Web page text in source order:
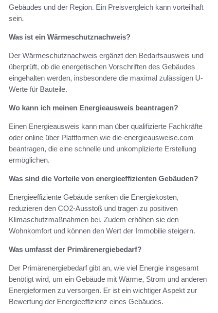
Gebäudes und der Region. Ein Preisvergleich kann vorteilhaft
sein.
Was ist ein Wärmeschutznachweis?
Der Wärmeschutznachweis ergänzt den Bedarfsausweis und
überprüft, ob die energetischen Vorschriften des Gebäudes
eingehalten werden, insbesondere die maximal zulässigen U-
Werte für Bauteile.
Wo kann ich meinen Energieausweis beantragen?
Einen Energieausweis kann man über qualifizierte Fachkräfte
oder online über Plattformen wie die-energieausweise.com
beantragen, die eine schnelle und unkomplizierte Erstellung
ermöglichen.
Was sind die Vorteile von energieeffizienten Gebäuden?
Energieeffiziente Gebäude senken die Energiekosten,
reduzieren den CO2-Ausstoß und tragen zu positiven
Klimaschutzmaßnahmen bei. Zudem erhöhen sie den
Wohnkomfort und können den Wert der Immobilie steigern.
Was umfasst der Primärenergiebedarf?
Der Primärenergiebedarf gibt an, wie viel Energie insgesamt
benötigt wird, um ein Gebäude mit Wärme, Strom und anderen
Energieformen zu versorgen. Er ist ein wichtiger Aspekt zur
Bewertung der Energieeffizienz eines Gebäudes.